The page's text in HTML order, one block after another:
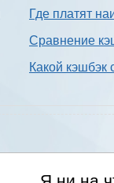
Где платят
Сравнение
Какой кэшбэк